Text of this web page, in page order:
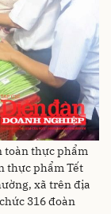
toàn thực phẩm
thực phẩm Tết
xã trên địa
316 đoàn